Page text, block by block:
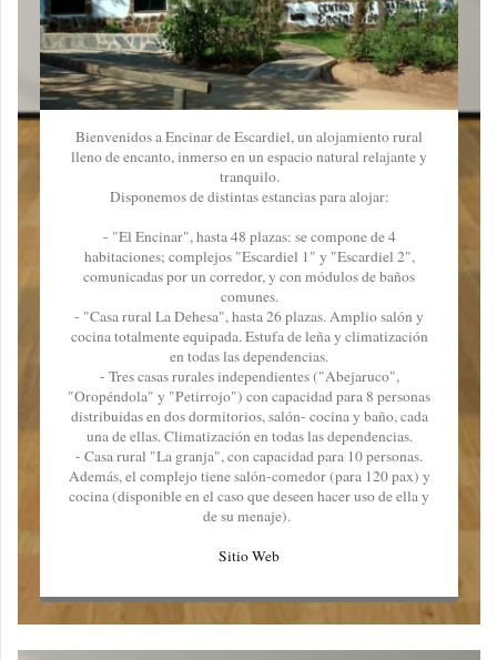
Bienvenidos a Encinar de Escardiel, un alojamiento rural
lleno de encanto, inmerso en un espacio natural relajante y
tranquilo.
Disponemos de distintas estancias para alojar:
- "El Encinar", hasta 48 plazas: se compone de 4
habitaciones; complejos "Escardiel 1" y "Escardiel 2",
comunicadas por un corredor, y con módulos de baños
comunes.
- "Casa rural La Dehesa", hasta 26 plazas. Amplio salón y
cocina totalmente equipada. Estufa de leña y climatización
en todas las dependencias.
- Tres casas rurales independientes ("Abejaruco",
"Oropéndola" y "Petirrojo") con capacidad para 8 personas
distribuidas en dos dormitorios, salón- cocina y baño, cada
una de ellas. Climatización en todas las dependencias.
- Casa rural "La granja", con capacidad para 10 personas.
Además, el complejo tiene salón-comedor (para 120 pax) y
cocina (disponible en el caso que deseen hacer uso de ella y
de su menaje).
Sitio Web